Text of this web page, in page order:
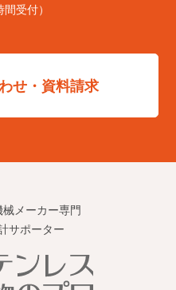
間受付）
せ・資料請求
メーカー専門
サポーター